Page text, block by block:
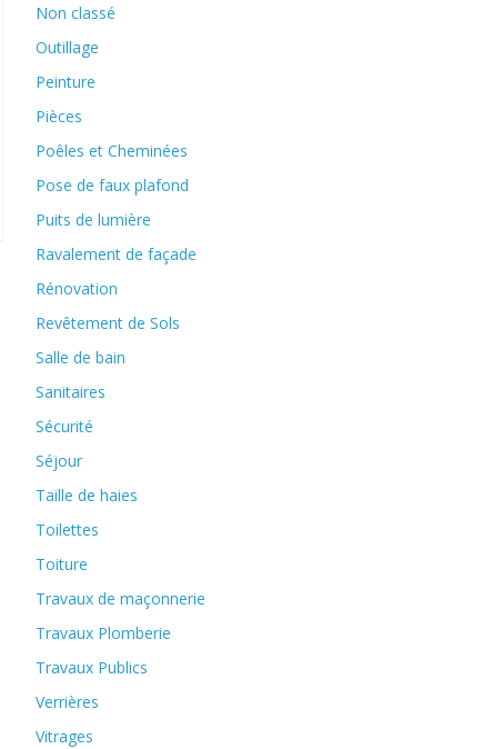
Non classé
Outillage
Peinture
Pièces
Poêles et Cheminées
Pose de faux plafond
Puits de lumière
Ravalement de façade
Rénovation
Revêtement de Sols
Salle de bain
Sanitaires
Sécurité
Séjour
Taille de haies
Toilettes
Toiture
Travaux de maçonnerie
Travaux Plomberie
Travaux Publics
Verrières
Vitrages